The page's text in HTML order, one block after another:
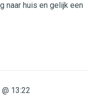
naar huis en gelijk een
13:22